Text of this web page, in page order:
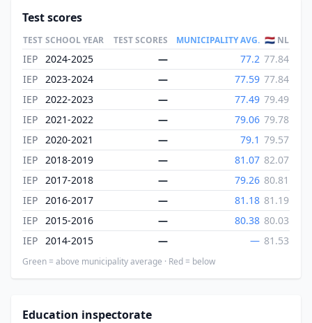
Test scores
TEST SCHOOL YEAR TEST SCORES MUNICIPALITY AVG. 🇳🇱 NL
IEP 2024-2025 — 77.2 77.84
IEP 2023-2024 — 77.59 77.84
IEP 2022-2023 — 77.49 79.49
IEP 2021-2022 — 79.06 79.78
IEP 2020-2021 — 79.1 79.57
IEP 2018-2019 — 81.07 82.07
IEP 2017-2018 — 79.26 80.81
IEP 2016-2017 — 81.18 81.19
IEP 2015-2016 — 80.38 80.03
IEP 2014-2015 — — 81.53
Green = above municipality average · Red = below
Education inspectorate